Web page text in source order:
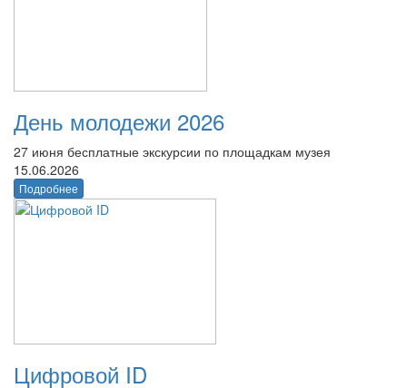
День молодежи 2026
27 июня бесплатные экскурсии по площадкам музея
15.06.2026
Подробнее
Цифровой ID